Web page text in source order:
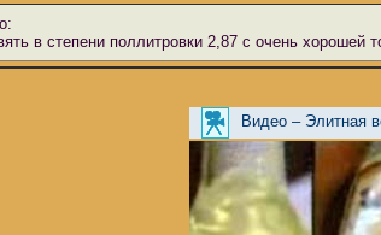
в степени поллитровки 2,87 с очень хорошей
Видео – Элитная